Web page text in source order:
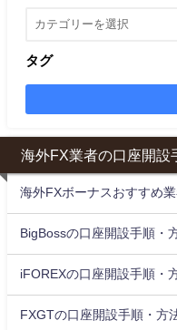
タグ
海外FX業者の口座開設
海外FXボーナスおすすめ
BigBossの口座開設手順・
iFOREXの口座開設手順・
FXGTの口座開設手順・方